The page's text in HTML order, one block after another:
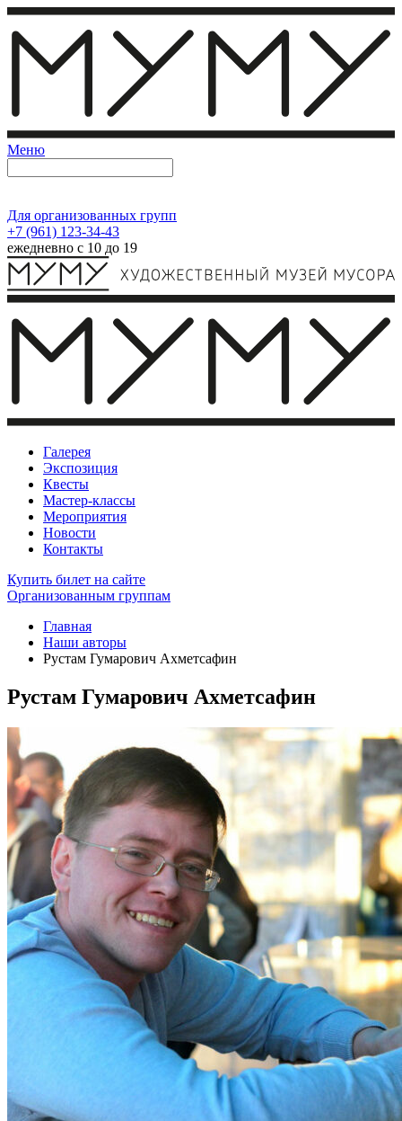
Меню
Для организованных групп
+7 (961) 123-34-43
ежедневно с 10 до 19
Галерея
Экспозиция
Квесты
Мастер-классы
Мероприятия
Новости
Контакты
Купить билет на сайте
Организованным группам
Главная
Наши авторы
Рустам Гумарович Ахметсафин
Рустам Гумарович Ахметсафин